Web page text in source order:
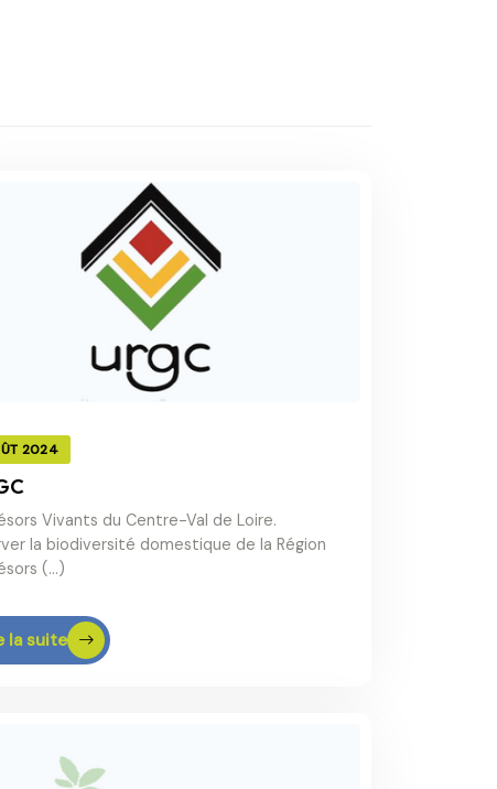
2024
Vivants du Centre-Val de Loire.
la biodiversité domestique de la Région
(…)
la suite